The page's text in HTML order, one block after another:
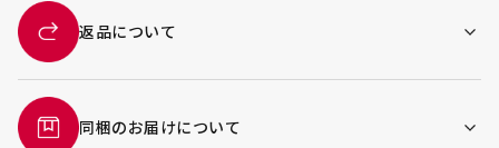
返品について
同梱のお届けについて